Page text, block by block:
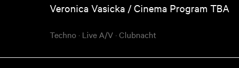
Veronica Vasicka / Cinema Program TBA
Techno · Live A/V ·Clubnacht